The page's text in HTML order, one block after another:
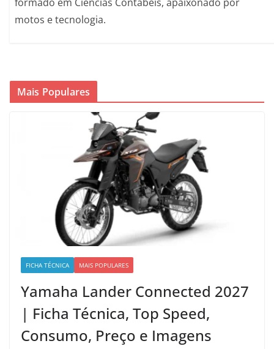
motos e tecnologia.
Mais Populares
FICHA TÉCNICA MAIS POPULARES
Yamaha Lander Connected 2027
| Ficha Técnica, Top Speed,
Consumo, Preço e Imagens